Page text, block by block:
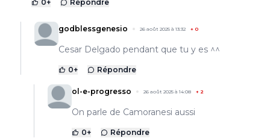
0+ Répondre
godblessgenesio 26 août 2025 à 13:32 + 0
Cesar Delgado pendant que tu y es ^^
0+ Répondre
ol-e-progresso 26 août 2025 à 14:08 + 2
On parle de Camoranesi aussi
0+ Répondre